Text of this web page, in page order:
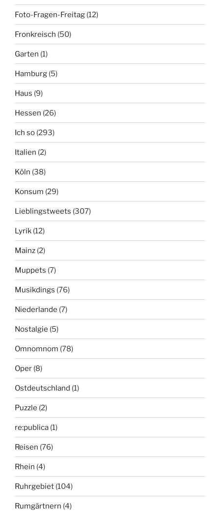
Foto-Fragen-Freitag (12)
Fronkreisch (50)
Garten (1)
Hamburg (5)
Haus (9)
Hessen (26)
Ich so (293)
Italien (2)
Köln (38)
Konsum (29)
Lieblingstweets (307)
Lyrik (12)
Mainz (2)
Muppets (7)
Musikdings (76)
Niederlande (7)
Nostalgie (5)
Omnomnom (78)
Oper (8)
Ostdeutschland (1)
Puzzle (2)
re:publica (1)
Reisen (76)
Rhein (4)
Ruhrgebiet (104)
Rumgärtnern (4)